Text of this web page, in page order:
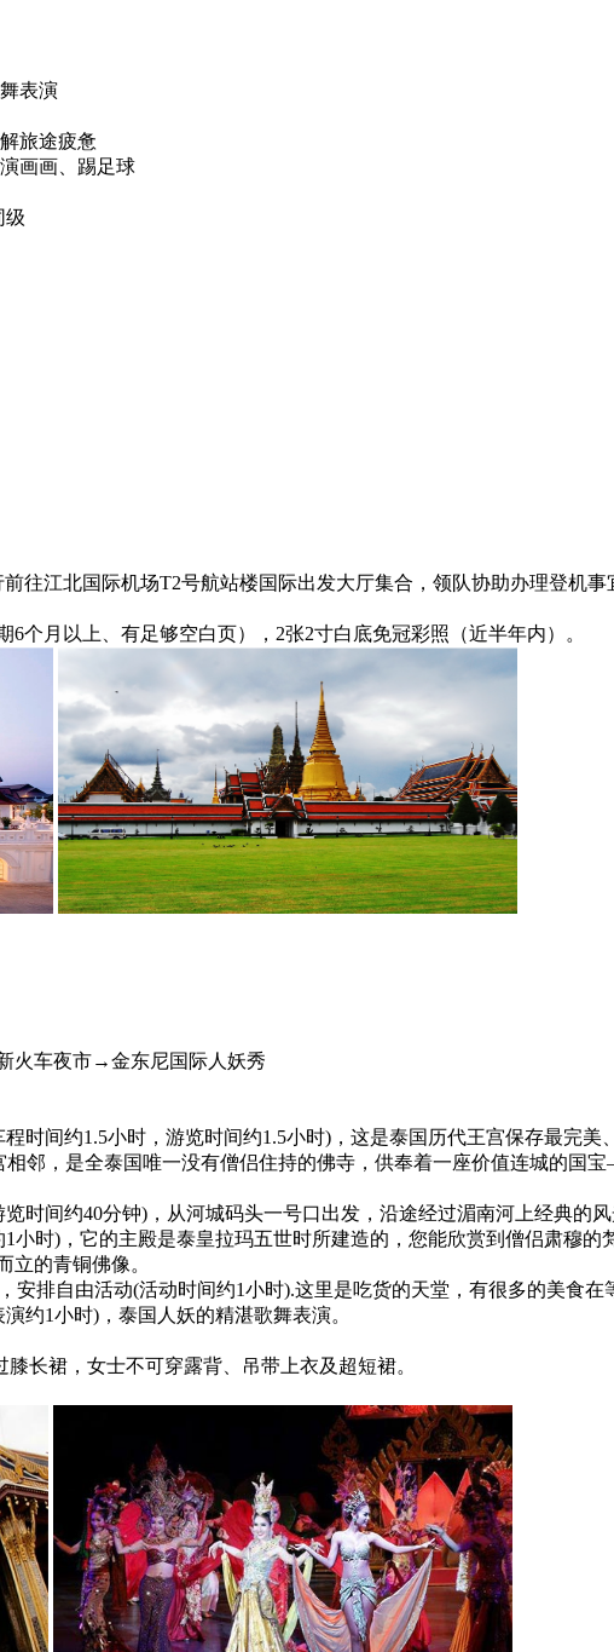
表演
旅途疲惫
画画、踢足球
级
往江北国际机场T2号航站楼国际出发大厅集合，领队协助办理登机
个月以上、有足够空白页），2张2寸白底免冠彩照（近半年内）。
车夜市→金东尼国际人妖秀
程时间约1.5小时，游览时间约1.5小时)，这是泰国历代王宫保存最完
邻，是全泰国唯一没有僧侣住持的佛寺，供奉着一座价值连城的国
览时间约40分钟)，从河城码头一号口出发，沿途经过湄南河上经典的风
小时)，它的主殿是泰皇拉玛五世时所建造的，您能欣赏到僧侣肃穆
立的青铜佛像。
安排自由活动(活动时间约1小时).这里是吃货的天堂，有很多的美食
约1小时)，泰国人妖的精湛歌舞表演。
长裙，女士不可穿露背、吊带上衣及超短裙。